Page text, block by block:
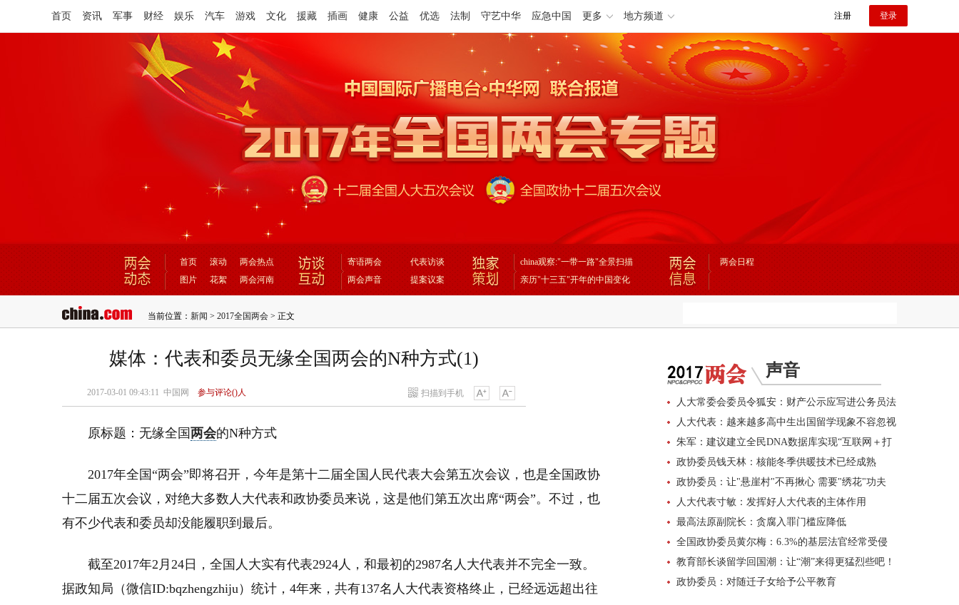
首页 资讯 军事 财经 娱乐 汽车 游戏 文化 援藏 插画 健康 公益 优选 法制 守艺中华 应急中国 更多 地方频道 注册 登录
首页
图片
滚动
花絮
两会热点
两会河南
寄语两会
代表访谈
两会声音
提案议案
china观察:"一带一路"全景扫描
亲历"十三五"开年的中国变化
两会日程
当前位置： 新闻 > 2017全国两会 > 正文
媒体：代表和委员无缘全国两会的N种方式(1)
扫描到手机
2017-03-01 09:43:11 中国网 参与评论()人
原标题：无缘全国两会的N种方式
2017年全国“两会”即将召开，今年是第十二届全国人民代表大会第五次会议，也是全国政协
十二届五次会议，对绝大多数人大代表和政协委员来说，这是他们第五次出席“两会”。不过，也
有不少代表和委员却没能履职到最后。
截至2017年2月24日，全国人大实有代表2924人，和最初的2987名人大代表并不完全一致。
据政知局（微信ID:bqzhengzhiju）统计，4年来，共有137名人大代表资格终止，已经远远超出往
声音
人大常委会委员令狐安：财产公示应写进公务员法
人大代表：越来越多高中生出国留学现象不容忽视
朱军：建议建立全民DNA数据库实现“互联网＋打
拐”
政协委员钱天林：核能冬季供暖技术已经成熟
政协委员：让"悬崖村"不再揪心 需要"绣花"功夫
人大代表寸敏：发挥好人大代表的主体作用
最高法原副院长：贪腐入罪门槛应降低
全国政协委员黄尔梅：6.3%的基层法官经常受侵
害
教育部长谈留学回国潮：让“潮”来得更猛烈些吧！
政协委员：对随迁子女给予公平教育